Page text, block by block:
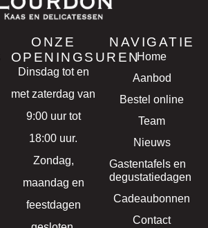
NAVIGATIE
Home
Aanbod
Bestel online
Team
Nieuws
Gastentafels en
degustatiedagen
Cadeaubonnen
Contact
ONZE
OPENINGSUREN
Dinsdag tot en
met zaterdag van
9:00 uur tot
18:00 uur.
Zondag,
maandag en
feestdagen